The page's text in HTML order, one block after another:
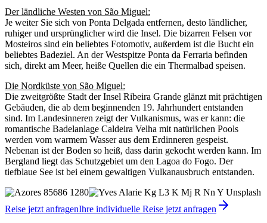
Der ländliche Westen von São Miguel:
Je weiter Sie sich von Ponta Delgada entfernen, desto ländlicher,
ruhiger und ursprünglicher wird die Insel. Die bizarren Felsen vor
Mosteiros sind ein beliebtes Fotomotiv, außerdem ist die Bucht ein
beliebtes Badeziel. An der Westspitze Ponta da Ferraria befinden
sich, direkt am Meer, heiße Quellen die ein Thermalbad speisen.
Die Nordküste von São Miguel:
Die zweitgrößte Stadt der Insel Ribeira Grande glänzt mit prächtigen
Gebäuden, die ab dem beginnenden 19. Jahrhundert entstanden
sind. Im Landesinneren zeigt der Vulkanismus, was er kann: die
romantische Badelanlage Caldeira Velha mit natürlichen Pools
werden vom warmem Wasser aus dem Erdinneren gespeist.
Nebenan ist der Boden so heiß, dass darin gekocht werden kann. Im
Bergland liegt das Schutzgebiet um den Lagoa do Fogo. Der
tiefblaue See ist bei einem gewaltigen Vulkanausbruch entstanden.
Reise jetzt anfragenIhre individuelle Reise jetzt anfragen